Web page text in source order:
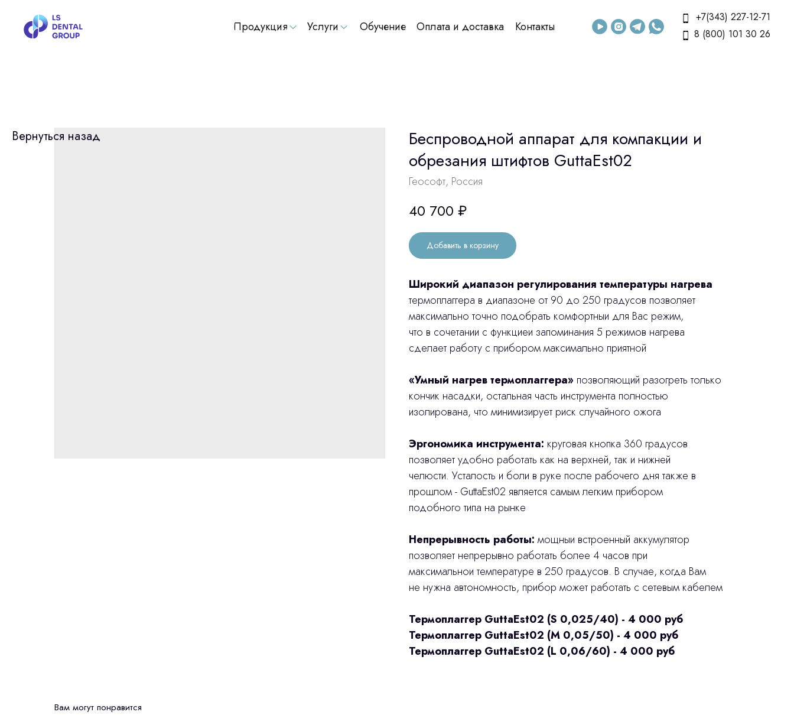
Обучение
Продукция Услуги Оплата и доставка Контакты
+7(343) 227-12-71
8 (800) 101 30 26
Вернуться назад
Беспроводной аппарат для компакции и
обрезания штифтов GuttaEst02
Геософт, Россия
40 700 ₽
Добавить в корзину
Широкий диапазон регулирования температуры нагрева
термоплаггера в диапазоне от 90 до 250 градусов позволяет
максимально точно подобрать комфортныи для Вас режим,
что в сочетании с функциеи запоминания 5 режимов нагрева
сделает работу с прибором максимально приятной
«Умный нагрев термоплаггера» позволяющий разогреть только
кончик насадки, остальная часть инструмента полностью
изолирована, что минимизирует риск случайного ожога
Эргономика инструмента: круговая кнопка 360 градусов
позволяет удобно работать как на верхней, так и нижней
челюсти. Усталость и боли в руке после рабочего дня также в
прошлом - GuttaEst02 является самым легким прибором
подобного типа на рынке
Непрерывность работы: мощныи встроенный аккумулятор
позволяет непрерывно работать более 4 часов при
максимальнои температуре в 250 градусов. В случае, когда Вам
не нужна автономность, прибор может работать с сетевым кабелем
Термоплаггер GuttaEst02 (S 0,025/40) - 4 000 руб
Термоплаггер GuttaEst02 (M 0,05/50) - 4 000 руб
Термоплаггер GuttaEst02 (L 0,06/60) - 4 000 руб
Вам могут понравится